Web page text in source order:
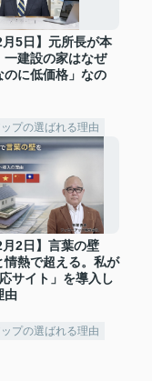
月5日】元所長が本
一建設の家はなぜ
のに低価格」なの
プの選ばれる理由
月2日】言葉の壁
情熱で超える。私が
応サイト」を導入し
由
プの選ばれる理由